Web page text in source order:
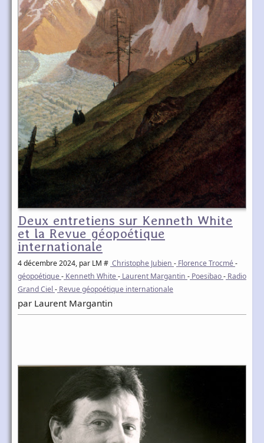
Deux entretiens sur Kenneth White
et la Revue géopoétique
internationale
4 décembre 2024, par LM # Christophe Jubien - Florence Trocmé-
géopoétique- Kenneth White- Laurent Margantin - Poesibao- Radio
Grand Ciel - Revue géopoétique internationale
par Laurent Margantin